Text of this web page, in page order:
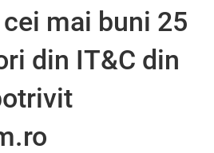
mai buni 25
din IT&C din